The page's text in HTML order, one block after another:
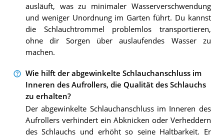
ausläuft, was zu minimaler Wasserverschwendung
und weniger Unordnung im Garten führt. Du kannst
die Schlauchtrommel problemlos transportieren,
ohne dir Sorgen über auslaufendes Wasser zu
machen.
Wie hilft der abgewinkelte Schlauchanschluss im
Inneren des Aufrollers, die Qualität des Schlauchs
zu erhalten?
Der abgewinkelte Schlauchanschluss im Inneren des
Aufrollers verhindert ein Abknicken oder Verheddern
des Schlauchs und erhöht so seine Haltbarkeit. Er